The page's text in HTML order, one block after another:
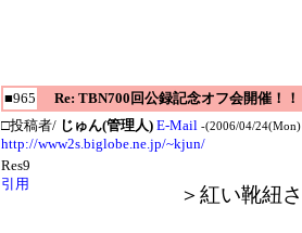
■965 Re: TBN700回公録記念オフ会開催！！
□投稿者/ じゅん(管理人) E-Mail -(2006/04/
http://www2s.biglobe.ne.jp/~kjun/
Res9
引用
＞紅い靴紐